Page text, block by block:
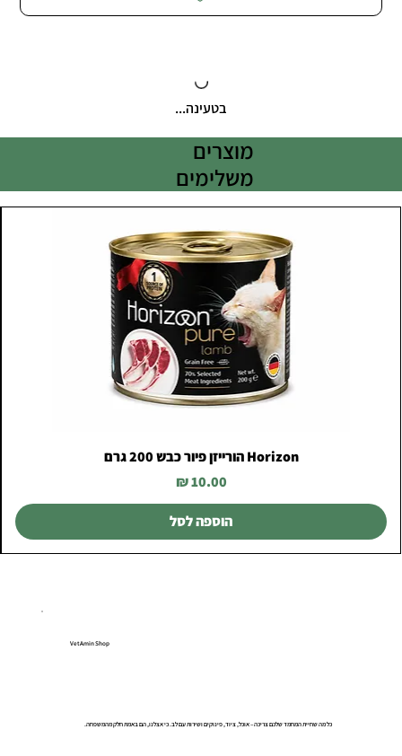
בטעינה...
מוצרים
משלימים
Horizon הורייזן פיור כבש 200 גרם
מחיר
הוספה לסל
VetAmin Shop
כל מה שחיית המחמד שלכם צריכה – אוכל, ציוד, פינוקים ושירות עם לב. כי אצלנו, הם באמת חלק מהמשפחה.